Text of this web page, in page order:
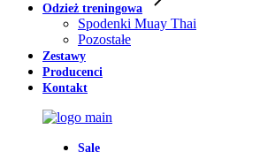
Odzież treningowa
Spodenki Muay Thai
Pozostałe
Zestawy
Producenci
Kontakt
Sale